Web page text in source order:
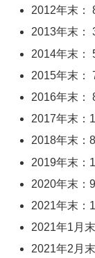
2012年末：
2013年末：
2014年末：
2015年末：
2016年末：
2017年末：
2018年末：
2019年末：
2020年末：
2021年末：
2021年1月
2021年2月